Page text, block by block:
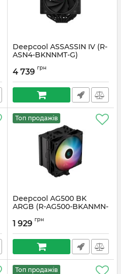
Deepcool ASSASSIN IV (R-
ASN4-BKNNMT-G)
4 739 грн
Топ продажів
Deepcool AG500 BK
ARGB (R-AG500-BKANMN-
Артикул:
1 929 грн
Топ продажів